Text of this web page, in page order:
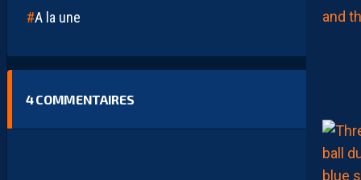
A la une
4COMMENTAIRES